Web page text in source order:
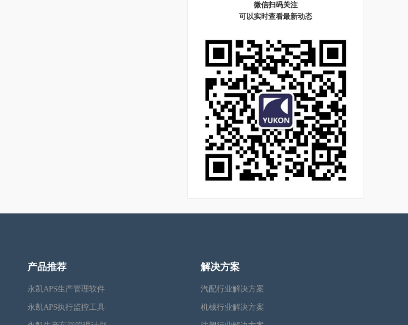
微信扫码关注
可以实时查看最新动态
产品推荐
永凯APS生产管理软件
永凯APS执行监控工具
解决方案
汽配行业解决方案
机械行业解决方案